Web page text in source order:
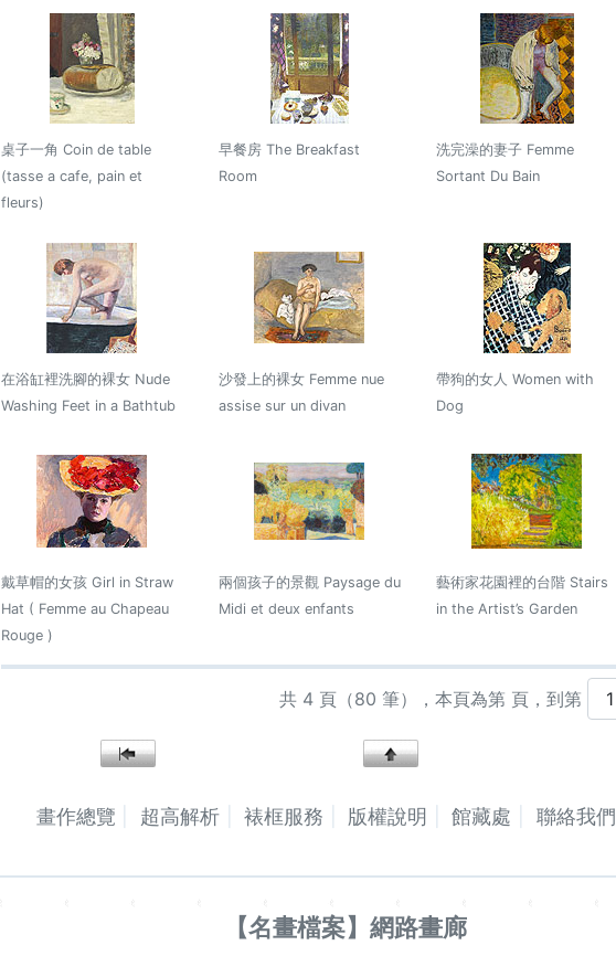
桌子一角 Coin de table
(tasse a cafe, pain et
fleurs)
早餐房 The Breakfast
Room
洗完澡的妻子 Femme
Sortant Du Bain
在浴缸裡洗腳的裸女 Nude
Washing Feet in a Bathtub
沙發上的裸女 Femme nue
assise sur un divan
帶狗的女人 Women with
Dog
戴草帽的女孩 Girl in Straw
Hat ( Femme au Chapeau
Rouge )
兩個孩子的景觀 Paysage du
Midi et deux enfants
藝術家花園裡的台階 Stairs
in the Artist’s Garden
共 4 頁（80 筆），本頁為第 頁，到第
畫作總覽 超高解析 裱框服務 版權說明 館藏處 聯絡我們
【名畫檔案】網路畫廊